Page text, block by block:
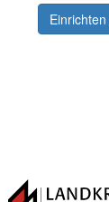
Einrichten